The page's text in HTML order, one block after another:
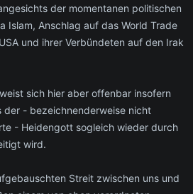
der momentanen politischen
Islam, Anschlag auf das World Trade
und ihrer Verbündeten auf den Irak
sich hier aber offenbar insofern
der - bezeichnenderweise nicht
- Heidengott sogleich wieder durch
wird.
Streit zwischen uns und